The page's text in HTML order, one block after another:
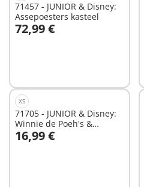
71457 - JUNIOR & Disney:
Assepoesters kasteel
72,99 €
In winkelwagen
XS
71705 - JUNIOR & Disney:
Winnie de Poeh's &
Knorretje's Wateravontuur
16,99 €
In winkelwagen